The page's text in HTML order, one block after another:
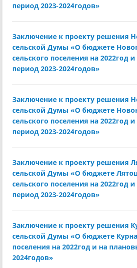
период 2023-2024годов»
Заключение к проекту решения
сельской Думы «О бюджете
сельского поселения на 2022год
период 2023-2024годов»
Заключение к проекту решения
сельской Думы «О бюджете
сельского поселения на 2022год
период 2023-2024годов»
Заключение к проекту решения
сельской Думы «О бюджете
сельского поселения на 2022год
период 2023-2024годов»
Заключение к проекту решения
сельской Думы «О бюджете
поселения на 2022год и на
2024годов»